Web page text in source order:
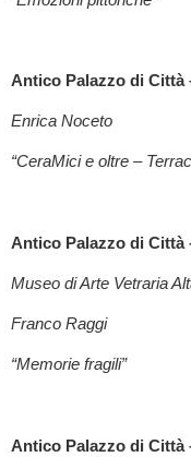
Antico Palazzo di Città
Enrica Noceto
“CeraMici e oltre –
Antico Palazzo di Città
Museo di Arte Vetraria
Franco Raggi
“Memorie fragili”
Antico Palazzo di Città